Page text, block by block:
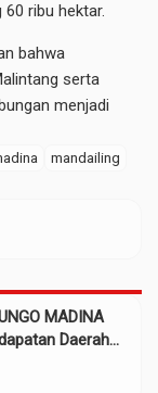
ribu hektar.
bahwa
serta
menjadi
mandailing
MADINA
Daerah